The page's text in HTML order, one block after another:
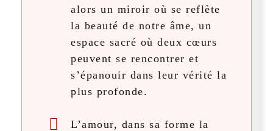
alors un miroir où se reflète
la beauté de notre âme, un
espace sacré où deux cœurs
peuvent se rencontrer et
s’épanouir dans leur vérité la
plus profonde.
L’amour, dans sa forme la